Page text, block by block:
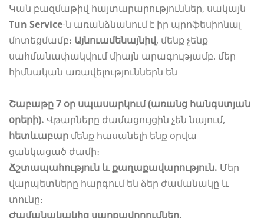
Կան բազմաթիվ հայտարարություններ, սակայն
Tun Service-ն առանձնանում է իր պրոֆեսիոնալ
մոտեցմամբ։ Այնուամենայնիվ, մենք չենք
սահմանափակվում միայն արագությամբ. մեր
հիմնական առավելություններն են
Շաբաթը 7 օր սպասարկում (առանց հանգստյան
օրերի). Վթարները ժամացույցին չեն նայում,
հետևաբար մենք հասանելի ենք օրվա
ցանկացած ժամի։
Ճշտապահություն և քաղաքավարություն. Մեր
վարպետները հարգում են ձեր ժամանակը և
տունը։
Ժամանակակից սարքավորումներ.